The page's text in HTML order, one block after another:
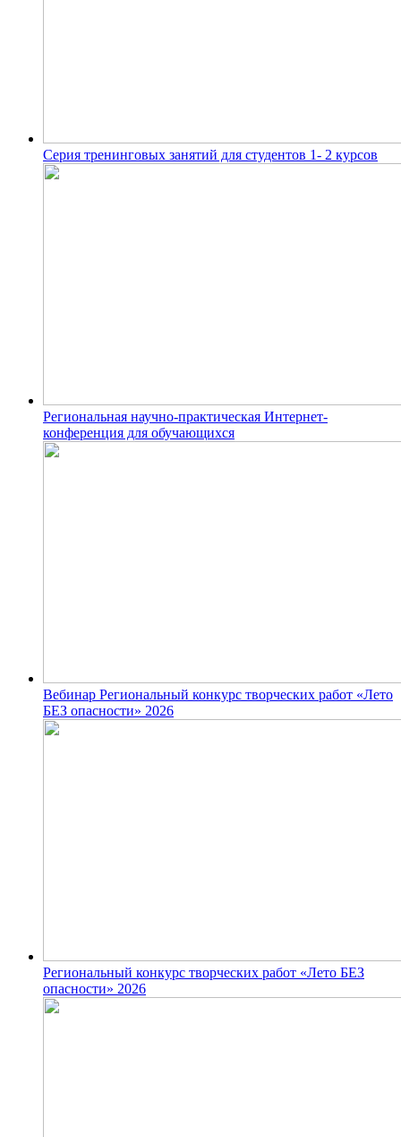
Серия тренинговых занятий для студентов 1- 2 курсов
Региональная научно-практическая Интернет-
конференция для обучающихся
Вебинар Региональный конкурс творческих работ «Лето
БЕЗ опасности» 2026
Региональный конкурс творческих работ «Лето БЕЗ
опасности» 2026